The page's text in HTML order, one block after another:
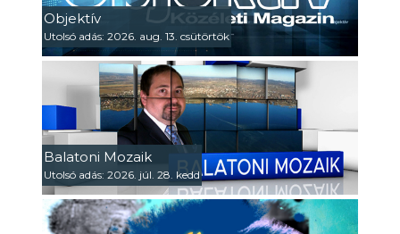
Objektív
Utolsó adás: 2026. aug. 13. csütörtök
Balatoni Mozaik
Utolsó adás: 2026. júl. 28. kedd